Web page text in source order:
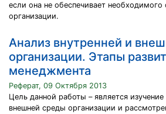
если она не обеспечивает
организации.
Анализ внутренней и
организации. Этапы
менеджмента
Реферат, 09 Октября 2013
Цель данной работы – является
внешней среды организации и